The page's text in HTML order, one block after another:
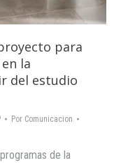
para
la
del estudio
Por Comunicacion
de la